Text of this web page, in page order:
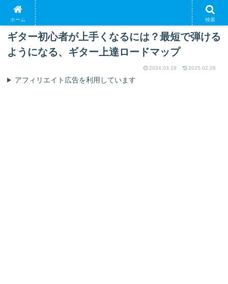
PR
ギター初心者が上手くなるには？最短で弾ける
ようになる、ギター上達ロードマップ
2024.03.18 2025.02.26
アフィリエイト広告を利用しています
ホーム 検索